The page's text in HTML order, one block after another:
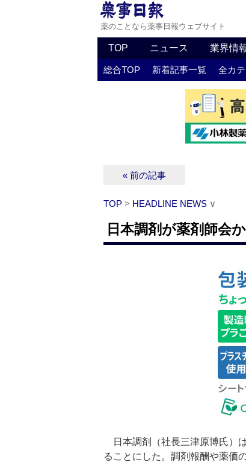
薬のことなら薬事日報ウェブサイト
TOP ニュース 業界情
総合TOP 新着記事一覧 全カ
« 前の記事
TOP > HEADLINE NEWS ∨
日本調剤が薬剤師会
日本調剤（社長三津原博氏）
ることにした。調剤報酬や薬価